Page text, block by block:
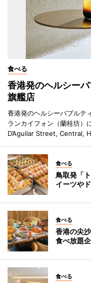
食べる
香港発のヘルシー
旗艦店
香港発のヘルシーバブル
ランカイフォン（蘭桂坊）
D’Aguilar Street, Central,
食べる
鳥取発「
イーツや
食べる
香港の尖
食べ放題
食べる